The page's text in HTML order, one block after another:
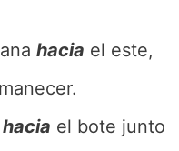
hacia el este,
hacia el bote junto